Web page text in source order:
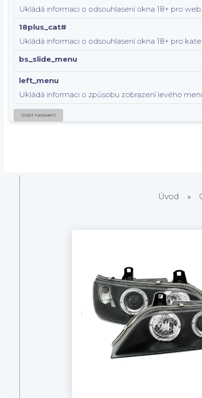
Ukládá informaci o odsouhlasení okna 18+ pro web.
18plus_cat#
Ukládá informaci o odsouhlasení okna 18+ pro
bs_slide_menu
left_menu
Ukládá informaci o způsobu zobrazení levého
Uložit nastavení
Úvod »